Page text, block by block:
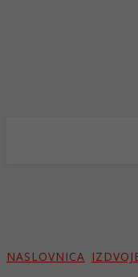
NASLOVNICA